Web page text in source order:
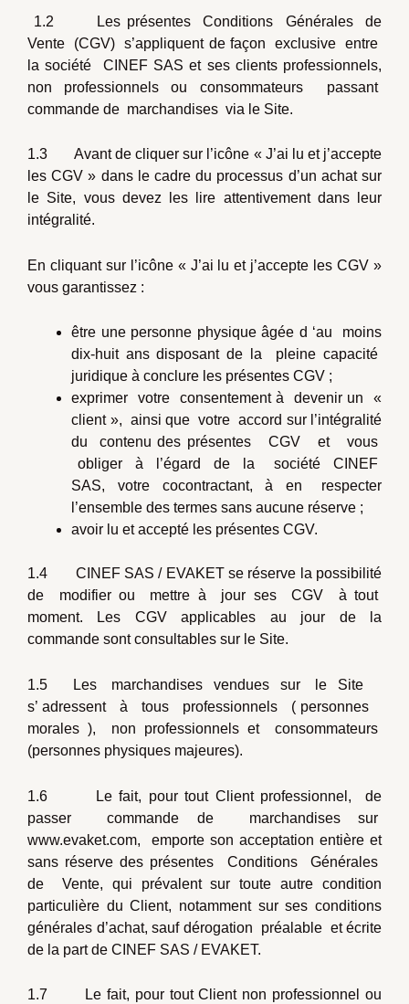
1.2 Les présentes Conditions Générales de
Vente (CGV) s’appliquent de façon exclusive entre
la société CINEF SAS et ses clients professionnels,
non professionnels ou consommateurs passant
commande de marchandises via le Site.
1.3 Avant de cliquer sur l’icône « J’ai lu et j’accepte
les CGV » dans le cadre du processus d’un achat sur
le Site, vous devez les lire attentivement dans leur
intégralité.
En cliquant sur l’icône « J’ai lu et j’accepte les CGV »
vous garantissez :
être une personne physique âgée d ‘au moins
dix-huit ans disposant de la pleine capacité
juridique à conclure les présentes CGV ;
exprimer votre consentement à devenir un «
client », ainsi que votre accord sur l’intégralité
du contenu des présentes CGV et vous
obliger à l’égard de la société CINEF
SAS, votre cocontractant, à en respecter
l’ensemble des termes sans aucune réserve ;
avoir lu et accepté les présentes CGV.
1.4 CINEF SAS / EVAKET se réserve la possibilité
de modifier ou mettre à jour ses CGV à tout
moment. Les CGV applicables au jour de la
commande sont consultables sur le Site.
1.5 Les marchandises vendues sur le Site
s’ adressent à tous professionnels ( personnes
morales ), non professionnels et consommateurs
(personnes physiques majeures).
1.6 Le fait, pour tout Client professionnel, de
passer commande de marchandises sur
www.evaket.com, emporte son acceptation entière et
sans réserve des présentes Conditions Générales
de Vente, qui prévalent sur toute autre condition
particulière du Client, notamment sur ses conditions
générales d’achat, sauf dérogation préalable et écrite
de la part de CINEF SAS / EVAKET.
1.7 Le fait, pour tout Client non professionnel ou